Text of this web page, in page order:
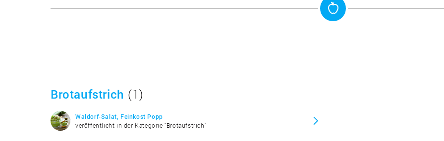
Brotaufstrich (1)
Waldorf-Salat, Feinkost Popp
veröffentlicht in der Kategorie "Brotaufstrich"